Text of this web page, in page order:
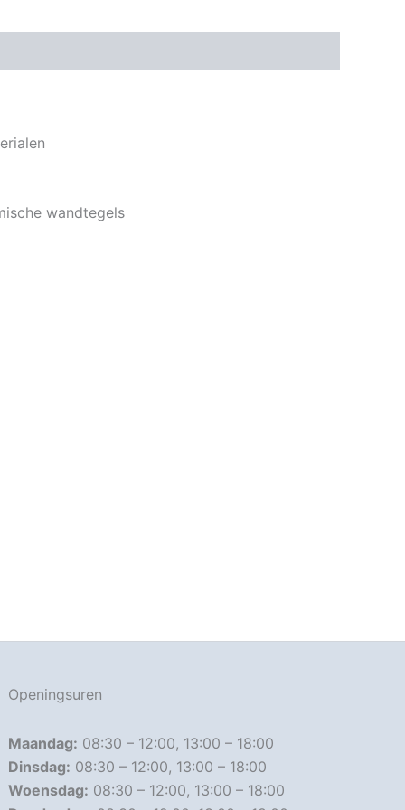
wandtegels
Openingsuren
Maandag: 08:30 – 12:00, 13:00 – 18:00
Dinsdag: 08:30 – 12:00, 13:00 – 18:00
Woensdag: 08:30 – 12:00, 13:00 – 18:00